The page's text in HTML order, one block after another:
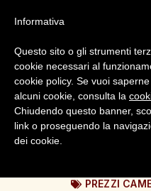
PREZZI
Informativa
Questo sito o gli strumenti
cookie necessari al
cookie policy. Se vuoi
alcuni cookie, consulta la
Chiudendo questo banner,
link o proseguendo la
dei cookie.